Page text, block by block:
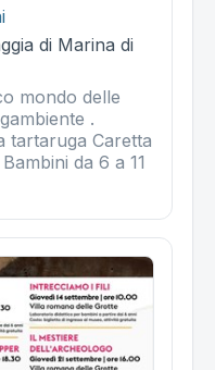
di Marina di
mondo delle
.
tartaruga Caretta
da 6 a 11